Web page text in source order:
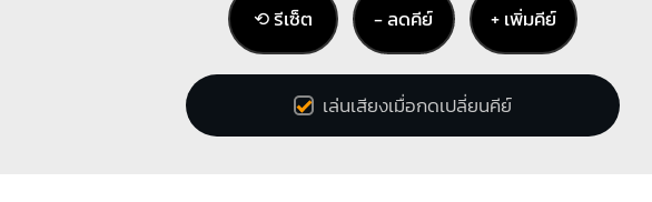
⟲ รีเซ็ต − ลดคีย์ + เพิ่มคีย์
เล่นเสียงเมื่อกดเปลี่ยนคีย์